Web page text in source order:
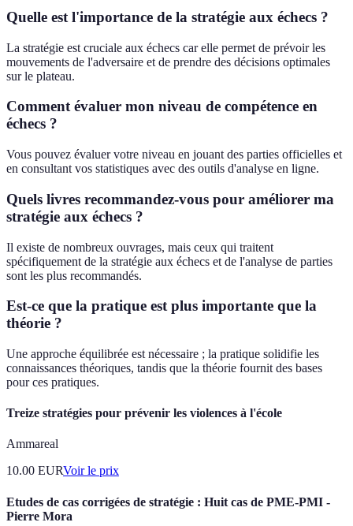
Quelle est l'importance de la stratégie aux échecs ?
La stratégie est cruciale aux échecs car elle permet de prévoir les
mouvements de l'adversaire et de prendre des décisions optimales
sur le plateau.
Comment évaluer mon niveau de compétence en
échecs ?
Vous pouvez évaluer votre niveau en jouant des parties officielles et
en consultant vos statistiques avec des outils d'analyse en ligne.
Quels livres recommandez-vous pour améliorer ma
stratégie aux échecs ?
Il existe de nombreux ouvrages, mais ceux qui traitent
spécifiquement de la stratégie aux échecs et de l'analyse de parties
sont les plus recommandés.
Est-ce que la pratique est plus importante que la
théorie ?
Une approche équilibrée est nécessaire ; la pratique solidifie les
connaissances théoriques, tandis que la théorie fournit des bases
pour ces pratiques.
Treize stratégies pour prévenir les violences à l'école
Ammareal
10.00 EURVoir le prix
Etudes de cas corrigées de stratégie : Huit cas de PME-PMI -
Pierre Mora